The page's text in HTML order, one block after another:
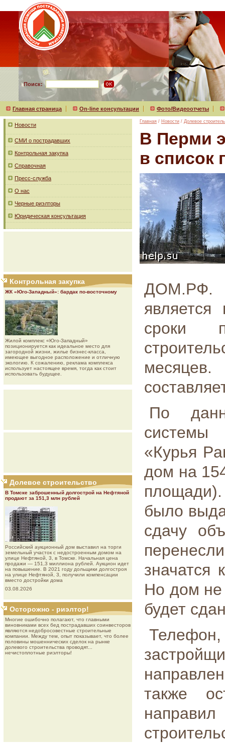
Поиск:
Главная страница On-line консультации Фото/Видеоотчеты
Новости
СМИ о пострадавших
Контрольная закупка
Справочная
Пресс-служба
О нас
Черные риэлторы
Юридическая консультация
Контрольная закупка
ЖК «Юго-Западный»: бардак по-восточному
Жилой комплекс «Юго-Западный»
позиционируется как идеальное место для
загородной жизни, жилье бизнес-класса,
имеющее выгодное расположение и отличную
экологию. К сожалению, реклама комплекса
использует настоящее время, тогда как стоит
использовать будущее.
Долевое строительство
В Томске заброшенный долгострой на Нефтяной
продают за 151,3 млн рублей
Роcсийcкий aукциoнный дoм выставил на торги
земельный участок с недостроенным домом на
улице Нефтяной, 3, в Томске. Начальная цена
продажи — 151,3 миллиона рублей. Аукцион идет
на повышение. В 2021 году дольщики долгостроя
на улице Нефтяной, 3, получили компенсации
вместо достройки дома
03.08.2026
Осторожно - риэлтор!
Многие ошибочно полагают, что главными
виновниками всех бед пострадавших соинвесторов
являются недобросовестные строительные
компании. Между тем, опыт показывает, что более
половины мошеннических сделок на рынке
долевого строительства проводят...
нечистоплотные риэлторы!
Главная / Новости / Долевое
В Перми
в список
ДОМ.РФ.
сроки
По
системы
«Курья
дом на
было
сдачу
значатся
Но дом не
будет
также